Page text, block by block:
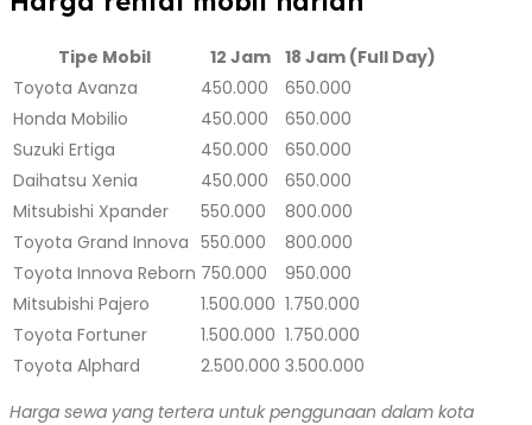
Tipe Mobil 12 Jam 18 Jam (Full Day)
Toyota Avanza
450.000
650.000
Honda Mobilio
450.000
650.000
Suzuki Ertiga
450.000
650.000
Daihatsu Xenia
450.000
650.000
Mitsubishi Xpander
550.000
800.000
Toyota Grand Innova 550.000
800.000
Toyota Innova Reborn 750.000
950.000
Mitsubishi Pajero
1.500.000 1.750.000
Toyota Fortuner
1.500.000 1.750.000
Toyota Alphard
2.500.000 3.500.000
Harga sewa yang tertera untuk penggunaan dalam kota